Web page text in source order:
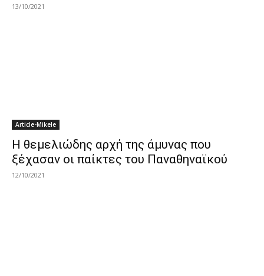
13/10/2021
Article-Mikele
Η θεμελιώδης αρχή της άμυνας που
ξέχασαν οι παίκτες του Παναθηναϊκού
12/10/2021